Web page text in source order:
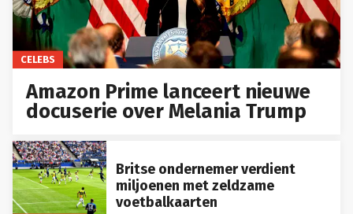
CELEBS
Amazon Prime lanceert nieuwe
docuserie over Melania Trump
Britse ondernemer verdient
miljoenen met zeldzame
voetbalkaarten